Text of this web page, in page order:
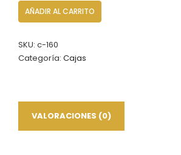
Khatamkari
–
CM
cantidad
AÑADIR AL CARRITO
SKU: c-160
Categoría: Cajas
VALORACIONES (0)